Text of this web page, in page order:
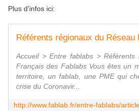
Plus d'infos ici:
Accueil > Entre fablabs > Référents
Français des Fablabs Vous êtes un
territoire, un fablab, une PME qui
crise du Coronavir...